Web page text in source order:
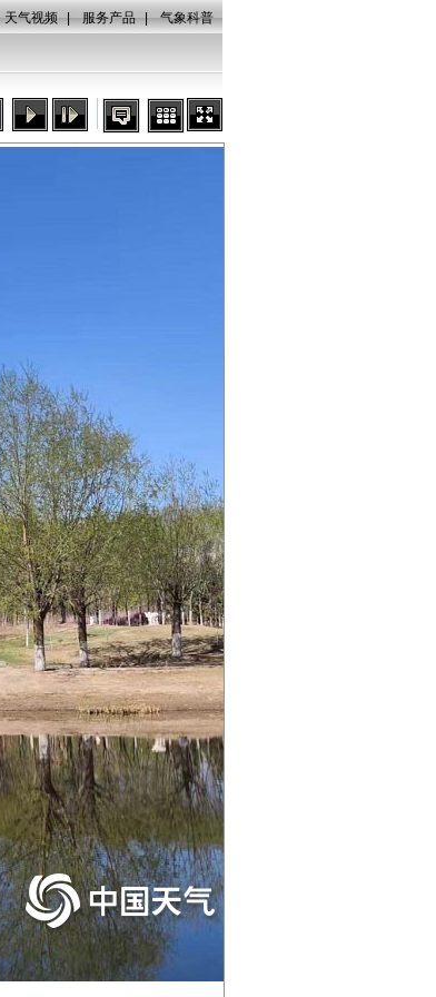
天气视频 | 服务产品 | 气象科普